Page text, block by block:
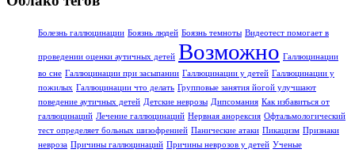
Болезнь галлюцинации Боязнь людей Боязнь темноты Видеотест помогает в
проведении оценки аутичных детей Возможно Галлюцинации
во сне Галлюцинации при засыпании Галлюцинации у детей Галлюцинации у
пожилых Галлюцинации что делать Групповые занятия йогой улучшают
поведение аутичных детей Детские неврозы Дипсомания Как избавиться от
галлюцинаций Лечение галлюцинаций Нервная анорексия Офтальмологический
тест определяет больных шизофренией Панические атаки Пикацизм Признаки
невроза Причины галлюцинаций Причины неврозов у детей Ученые